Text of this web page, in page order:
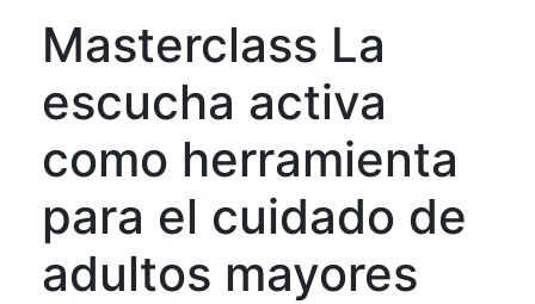
Masterclass La
escucha activa
como herramienta
para el cuidado de
adultos mayores